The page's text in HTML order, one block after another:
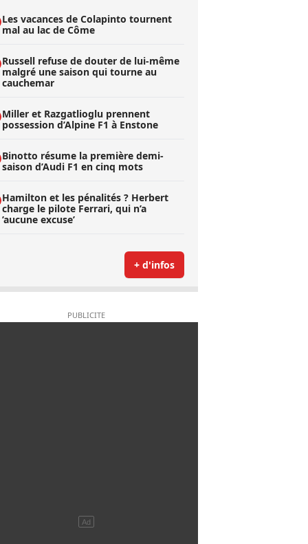
Les vacances de Colapinto tournent
mal au lac de Côme
Russell refuse de douter de lui-même
malgré une saison qui tourne au
cauchemar
Miller et Razgatlioglu prennent
possession d’Alpine F1 à Enstone
Binotto résume la première demi-
saison d’Audi F1 en cinq mots
Hamilton et les pénalités ? Herbert
charge le pilote Ferrari, qui n’a
’aucune excuse’
+ d'infos